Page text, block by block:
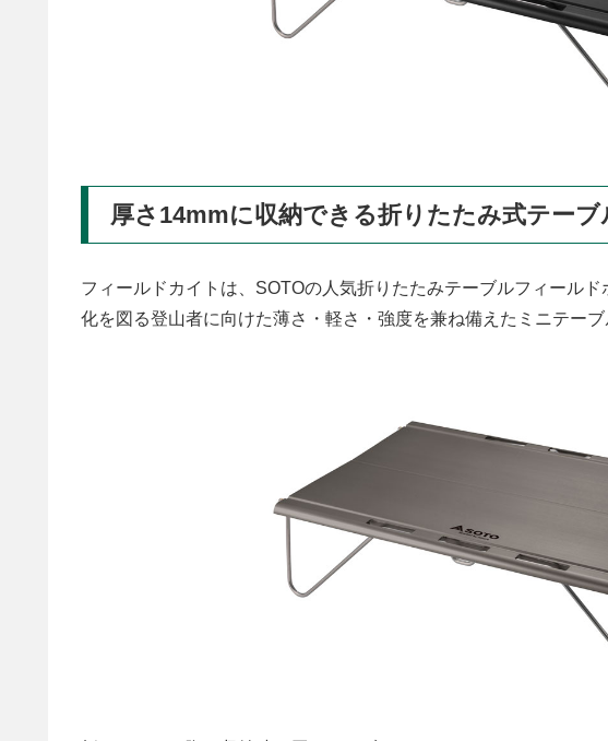
厚さ14mmに収納できる折りたたみ式テーブ
フィールドカイトは、SOTOの人気折りたたみテーブルフィール
化を図る登山者に向けた薄さ・軽さ・強度を兼ね備えたミニテー